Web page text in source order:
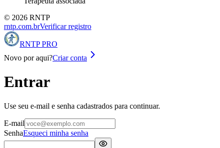
© 2026 RNTP
rntp.com.brVerificar registro
RNTP PRO
Novo por aqui?Criar conta
Entrar
Use seu e-mail e senha cadastrados para continuar.
E-mail
SenhaEsqueci minha senha